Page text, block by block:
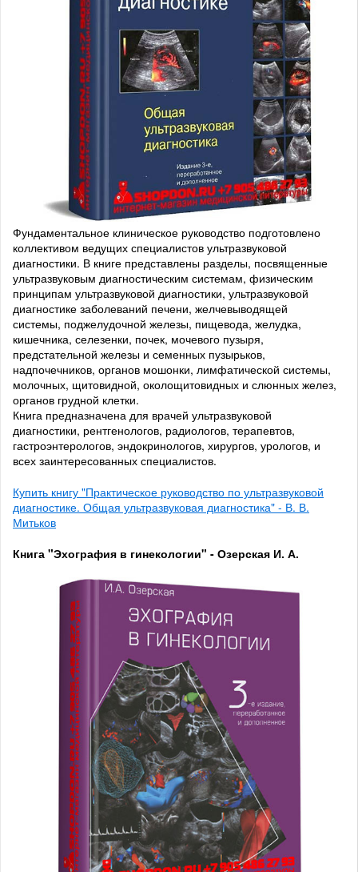
Фундаментальное клиническое руководство подготовлено
коллективом ведущих специалистов ультразвуковой
диагностики. В книге представлены разделы, посвященные
ультразвуковым диагностическим системам, физическим
принципам ультразвуковой диагностики, ультразвуковой
диагностике заболеваний печени, желчевыводящей
системы, поджелудочной железы, пищевода, желудка,
кишечника, селезенки, почек, мочевого пузыря,
предстательной железы и семенных пузырьков,
надпочечников, органов мошонки, лимфатической системы,
молочных, щитовидной, околощитовидных и слюнных желез,
органов грудной клетки.
Книга предназначена для врачей ультразвуковой
диагностики, рентгенологов, радиологов, терапевтов,
гастроэнтерологов, эндокринологов, хирургов, урологов, и
всех заинтересованных специалистов.
Купить книгу "Практическое руководство по ультразвуковой
диагностике. Общая ультразвуковая диагностика" - В. В.
Митьков
Книга "Эхография в гинекологии" - Озерская И. А.